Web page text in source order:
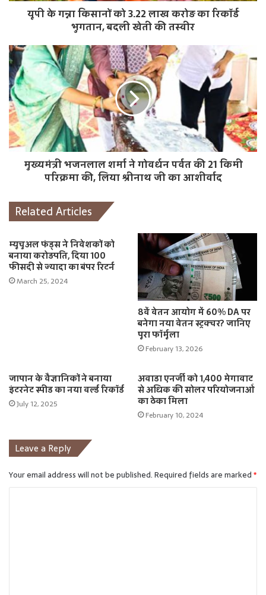
यूपी के गन्ना किसानों को 3.22 लाख करोड़ का रिकॉर्ड
भुगतान, बदली खेती की तस्वीर
मुख्यमंत्री भजनलाल शर्मा ने गोवर्धन पर्वत की 21 किमी
परिक्रमा की, लिया श्रीनाथ जी का आशीर्वाद
Related Articles
म्यूचुअल फंड्स ने निवेशकों को
बनाया करोड़पति, दिया 100
फीसदी से ज्यादा का बंपर रिटर्न
March 25, 2024
8वें वेतन आयोग में 60% DA पर
बनेगा नया वेतन स्ट्रक्चर? जानिए
पूरा फॉर्मूला
February 13, 2026
जापान के वैज्ञानिकों ने बनाया
इंटरनेट स्पीड का नया वर्ल्ड रिकॉर्ड
July 12, 2025
अवाडा एनर्जी को 1,400 मेगावाट
से अधिक की सोलर परियोजनाओं
का ठेका मिला
February 10, 2024
Leave a Reply
Your email address will not be published.Required fields are marked*